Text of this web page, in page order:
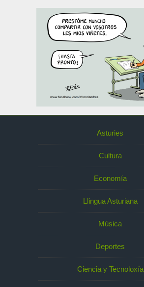
Asturies
Cultura
Economía
Llingua Asturiana
Música
Deportes
Ciencia y Tecnoloxía